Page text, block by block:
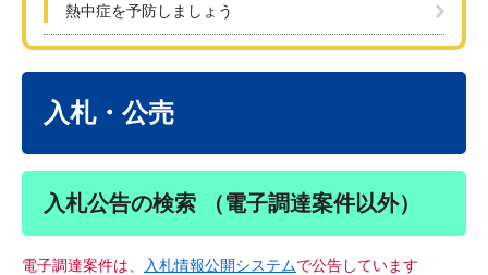
熱中症を予防しましょう
入札・公売
入札公告の検索 （電子調達案件以外）
電子調達案件は、 入札情報公開システムで公告しています